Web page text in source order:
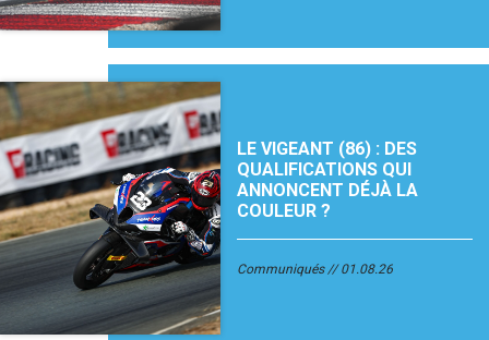
LE VIGEANT (86) : DES
QUALIFICATIONS QUI
ANNONCENT DÉJÀ LA
COULEUR ?
Communiqués 01.08.26